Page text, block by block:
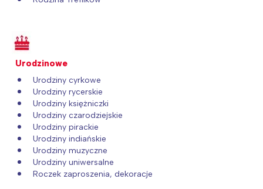
Urodzinowe
Urodziny cyrkowe
Urodziny rycerskie
Urodziny księżniczki
Urodziny czarodziejskie
Urodziny pirackie
Urodziny indiańskie
Urodziny muzyczne
Urodziny uniwersalne
Roczek zaproszenia, dekoracje